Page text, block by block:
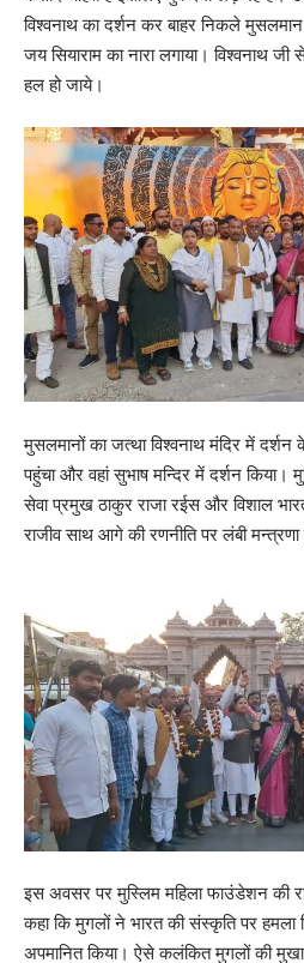
विश्वनाथ का दर्शन कर बाहर निकले
जय सियाराम का नारा लगाया। विश्वनाथ
हल हो जाये।
मुसलमानों का जत्था विश्वनाथ मंदिर में
पहुंचा और वहां सुभाष मन्दिर में दर्शन किया।
सेवा प्रमुख ठाकुर राजा रईस और विशाल
राजीव साथ आगे की रणनीति पर लंबी मन्त्रणा
इस अवसर पर मुस्लिम महिला फाउंडेशन की
कहा कि मुगलों ने भारत की संस्कृति पर हमला
अपमानित किया। ऐसे कलंकित मुगलों की